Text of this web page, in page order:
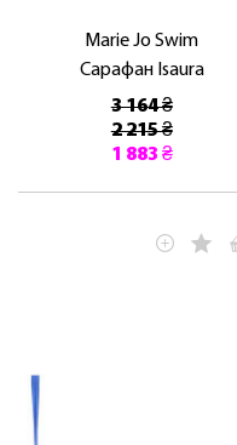
Marie Jo Swim
Сарафан Isaura
3 164 ₴
2 215 ₴
1 883 ₴